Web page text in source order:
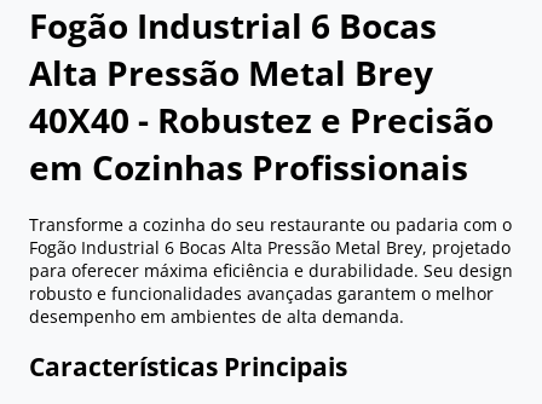
Fogão Industrial 6 Bocas
Alta Pressão Metal Brey
40X40 - Robustez e Precisão
em Cozinhas Profissionais
Transforme a cozinha do seu restaurante ou padaria com o
Fogão Industrial 6 Bocas Alta Pressão Metal Brey, projetado
para oferecer máxima eficiência e durabilidade. Seu design
robusto e funcionalidades avançadas garantem o melhor
desempenho em ambientes de alta demanda.
Características Principais